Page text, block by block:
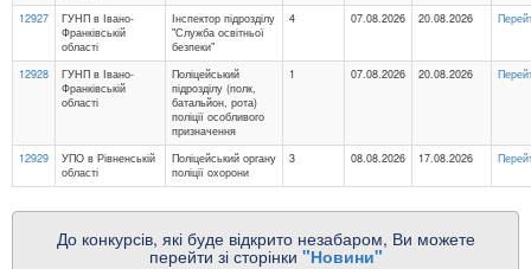
12927
ГУНП в Івано-
Франківській
області
Інспектор підрозділу
"Служба освітньої
безпеки"
4 07.08.2026 20.08.2026
12928
ГУНП в Івано-
Франківській
області
Поліцейський
підрозділу (полк,
батальйон, рота)
поліції особливого
призначення
1 07.08.2026 20.08.2026
12929
УПО в Рівненській
області
Поліцейський органу
поліції охорони
3 08.08.2026 17.08.2026
До конкурсів, які буде відкрито незабаром, Ви можете
перейти зі сторінки "Новини"